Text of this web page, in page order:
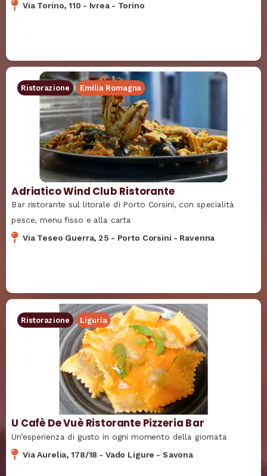
Via Torino, 110 - Ivrea - Torino
Ristorazione Emilia Romagna
Adriatico Wind Club Ristorante
Bar ristorante sul litorale di Porto Corsini, con specialità
pesce, menu fisso e alla carta
Via Teseo Guerra, 25 - Porto Corsini - Ravenna
Ristorazione Liguria
U Cafè De Vuè Ristorante Pizzeria Bar
Un’esperienza di gusto in ogni momento della giornata
Via Aurelia, 178/18 - Vado Ligure - Savona